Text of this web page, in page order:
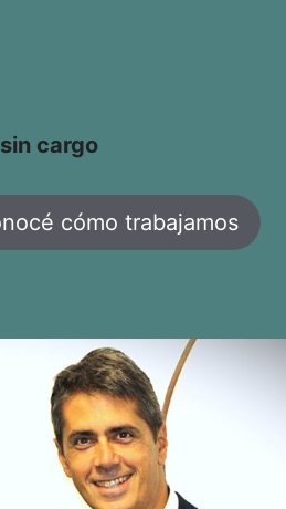
cargo
cómo trabajamos